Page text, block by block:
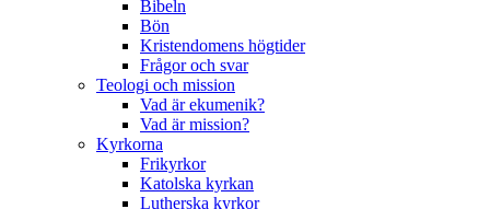
Bibeln
Bön
Kristendomens högtider
Frågor och svar
Teologi och mission
Vad är ekumenik?
Vad är mission?
Kyrkorna
Frikyrkor
Katolska kyrkan
Lutherska kyrkor